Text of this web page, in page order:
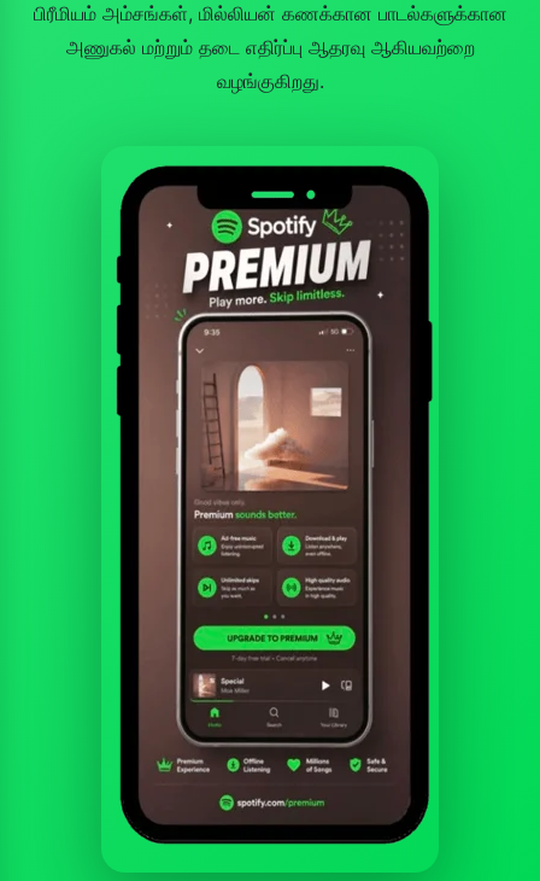
பிரீமியம் அம்சங்கள், மில்லியன் கணக்கான பாடல்களுக்கான
அணுகல் மற்றும் தடை எதிர்ப்பு ஆதரவு ஆகியவற்றை
வழங்குகிறது.